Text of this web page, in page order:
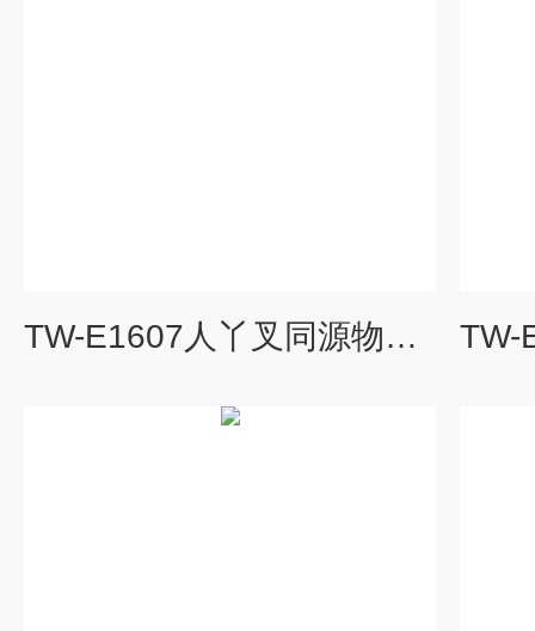
TW-E1607人丫叉同源物3(SSH3)ELISA试剂盒